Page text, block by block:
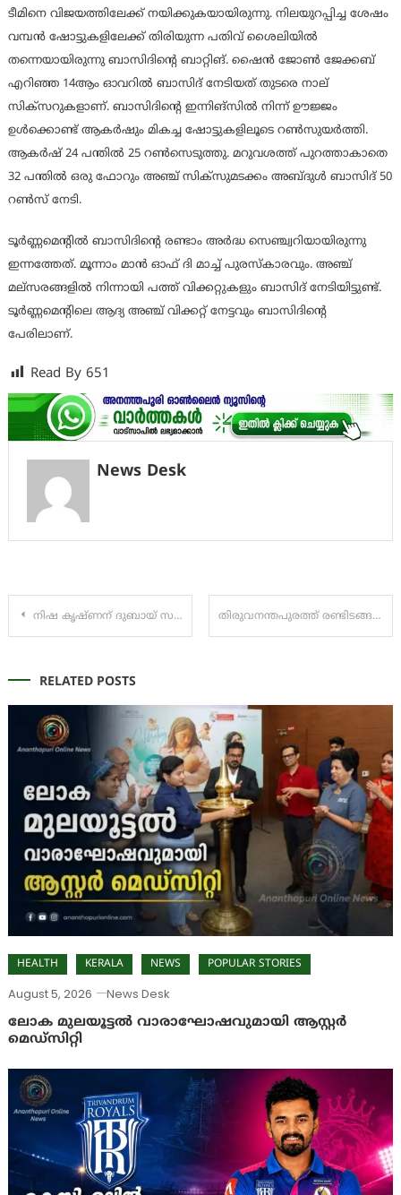
ടീമിനെ വിജയത്തിലേക്ക് നയിക്കുകയായിരുന്നു. നിലയുറപ്പിച്ച ശേഷം
വമ്പൻ ഷോട്ടുകളിലേക്ക് തിരിയുന്ന പതിവ് ശൈലിയിൽ
തന്നെയായിരുന്നു ബാസിദിന്‍റെ ബാറ്റിങ്. ഷൈൻ ജോൺ ജേക്കബ്
എറിഞ്ഞ 14ആം ഓവറിൽ ബാസിദ് നേടിയത് തുടരെ നാല്
സിക്സറുകളാണ്. ബാസിദിന്‍റെ ഇന്നിങ്സിൽ നിന്ന് ഊജ്ജം
ഉൾക്കൊണ്ട് ആകർഷും മികച്ച ഷോട്ടുകളിലൂടെ റൺസുയർത്തി.
ആകർഷ് 24 പന്തിൽ 25 റൺസെടുത്തു. മറുവശത്ത് പുറത്താകാതെ
32 പന്തിൽ ഒരു ഫോറും അഞ്ച് സിക്സുമടക്കം അബ്ദുൾ ബാസിദ് 50
റൺസ് നേടി.
ടൂർണ്ണമെന്‍റിൽ ബാസിദിൻ്റെ രണ്ടാം അർദ്ധ സെഞ്ച്വറിയായിരുന്നു
ഇന്നത്തേത്. മൂന്നാം മാൻ ഓഫ് ദി മാച്ച് പുരസ്കാരവും. അഞ്ച്
മല്സരങ്ങളിൽ നിന്നായി പത്ത് വിക്കറ്റുകളും ബാസിദ് നേടിയിട്ടുണ്ട്.
ടൂർണ്ണമെന്‍റിലെ ആദ്യ അഞ്ച് വിക്കറ്റ് നേട്ടവും ബാസിദിൻ്റെ
പേരിലാണ്.
Read By 651
News Desk
Post
നിഷ കൃഷ്ണന് ദുബായ് സർക്കാരിന്റെ ​ഗോൾഡൺ വിസ തിരുവനന്തപുരത്ത് രണ്ടിടങ്ങളിലായി വഴിയാത്രക്കാര്‍ക്ക് കുത്തേറ്റു
RELATED POSTS
HEALTH KERALA NEWS POPULAR STORIES
August 5, 2026
News Desk
ലോക മുലയൂട്ടൽ വാരാഘോഷവുമായി ആസ്റ്റർ
മെഡ്‌സിറ്റി